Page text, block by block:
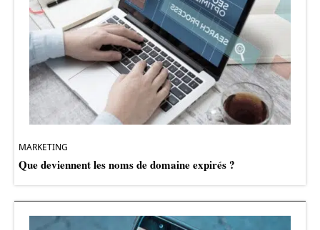
MARKETING
Que deviennent les noms de domaine expirés ?